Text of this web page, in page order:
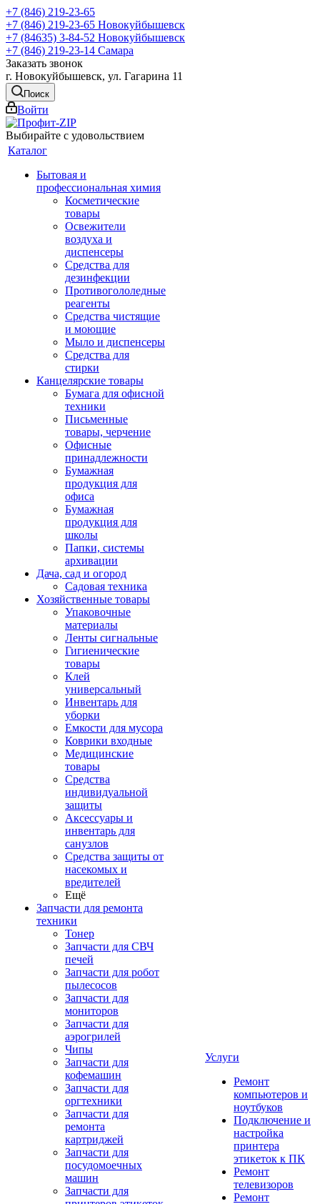
+7 (846) 219-23-65
+7 (846) 219-23-65 Новокуйбышевск
+7 (84635) 3-84-52 Новокуйбышевск
+7 (846) 219-23-14 Самара
Заказать звонок
г. Новокуйбышевск, ул. Гагарина 11
Поиск
Войти
Выбирайте с удовольствием
Каталог
Бытовая и
профессиональная химия
Косметические
товары
Освежители
воздуха и
диспенсеры
Средства для
дезинфекции
Противогололедные
реагенты
Средства чистящие
и моющие
Мыло и диспенсеры
Средства для
стирки
Канцелярские товары
Бумага для офисной
техники
Письменные
товары, черчение
Офисные
принадлежности
Бумажная
продукция для
офиса
Бумажная
продукция для
школы
Папки, системы
архивации
Дача, сад и огород
Садовая техника
Хозяйственные товары
Упаковочные
материалы
Ленты сигнальные
Гигиенические
товары
Клей
универсальный
Инвентарь для
уборки
Емкости для мусора
Коврики входные
Медицинские
товары
Средства
индивидуальной
защиты
Аксессуары и
инвентарь для
санузлов
Средства защиты от
насекомых и
вредителей
Ещё
Запчасти для ремонта
техники
Тонер
Запчасти для СВЧ
печей
Запчасти для робот
пылесосов
Запчасти для
мониторов
Запчасти для
аэрогрилей
Чипы
Запчасти для
кофемашин
Запчасти для
оргтехники
Запчасти для
ремонта
картриджей
Запчасти для
посудомоечных
машин
Запчасти для
Услуги
Ремонт
компьютеров и
ноутбуков
Подключение и
настройка
принтера
этикеток к ПК
Ремонт
телевизоров
Ремонт